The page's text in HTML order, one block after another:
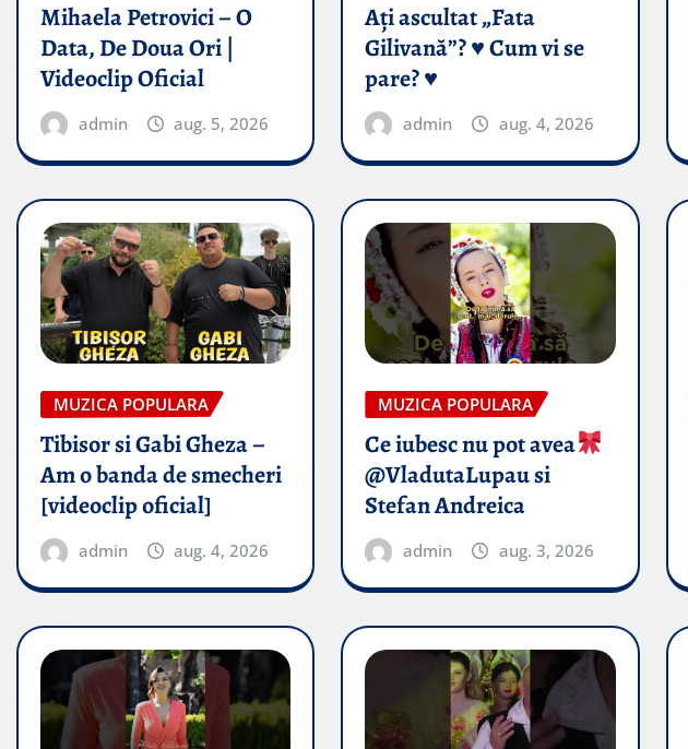
Mihaela Petrovici – O
Data, De Doua Ori |
Videoclip Oficial
admin aug. 5, 2026
Ați ascultat „Fata
Gilivană”? ♥️ Cum vi se
pare? ♥️
admin aug. 4, 2026
MUZICA POPULARA
Tibisor si Gabi Gheza –
Am o banda de smecheri
[videoclip oficial]
admin aug. 4, 2026
MUZICA POPULARA
Ce iubesc nu pot avea
@VladutaLupau si
Stefan Andreica
admin aug. 3, 2026